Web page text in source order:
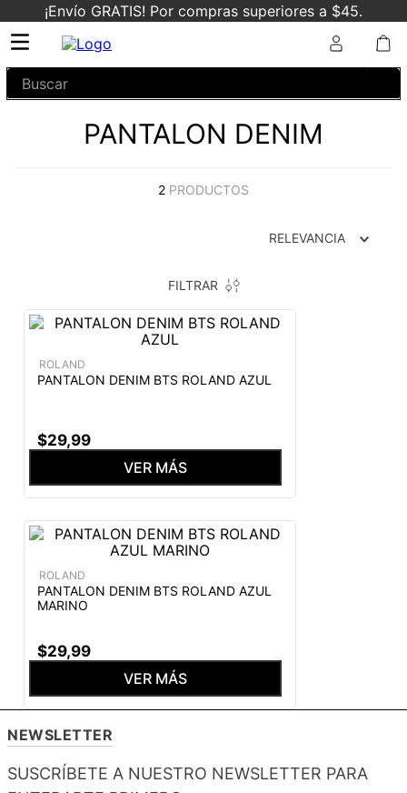
¡Envío GRATIS! Por compras superiores a $45.
Buscar
PANTALON DENIM
2 PRODUCTOS
RELEVANCIA
FILTRAR
ROLAND
PANTALON DENIM BTS ROLAND AZUL
$29,99
VER MÁS
ROLAND
PANTALON DENIM BTS ROLAND AZUL
MARINO
$29,99
VER MÁS
NEWSLETTER
SUSCRÍBETE A NUESTRO NEWSLETTER PARA